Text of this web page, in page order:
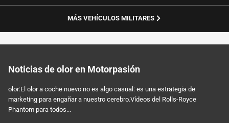
MÁS VEHÍCULOS MILITARES
Noticias de olor en Motorpasión
olor:El olor a coche nuevo no es algo casual: es una estrategia de
marketing para engañar a nuestro cerebro.Vídeos del Rolls-Royce
Phantom para todos...